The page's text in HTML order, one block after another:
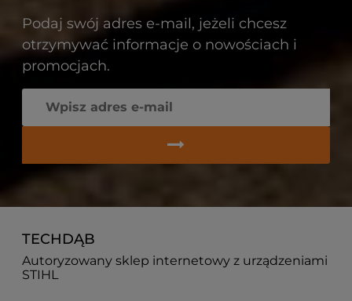
Podaj swój adres e-mail, jeżeli chcesz
otrzymywać informacje o nowościach i
promocjach.
TECHDĄB
Autoryzowany sklep internetowy z urządzeniami
STIHL